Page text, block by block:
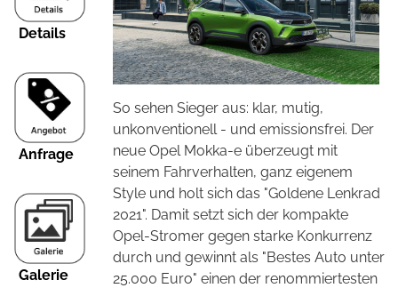
Details
Anfrage
Galerie
So sehen Sieger aus: klar, mutig,
unkonventionell - und emissionsfrei. Der
neue Opel Mokka-e überzeugt mit
seinem Fahrverhalten, ganz eigenem
Style und holt sich das "Goldene Lenkrad
2021". Damit setzt sich der kompakte
Opel-Stromer gegen starke Konkurrenz
durch und gewinnt als "Bestes Auto unter
25.000 Euro" einen der renommiertesten